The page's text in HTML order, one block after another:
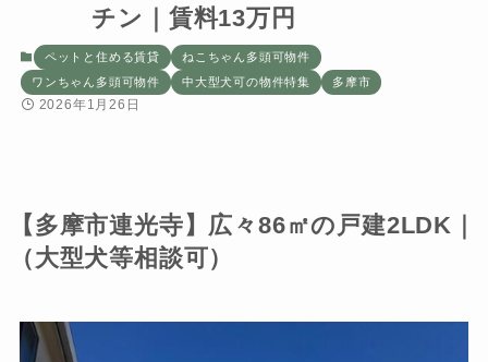
チン｜賃料13万円
ペットと住める賃貸
ねこちゃん多頭可物件
ワンちゃん多頭可物件
中大型犬可の物件特集 多摩市
2026年1月26日
【多摩市連光寺】広々86㎡の戸建2LDK｜
（大型犬等相談可）